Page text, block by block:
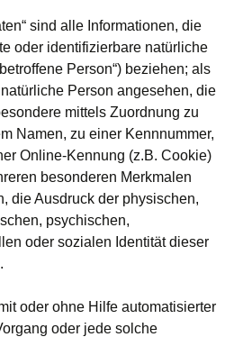
sind alle Informationen, die
oder identifizierbare natürliche
Person“) beziehen; als
Person angesehen, die
mittels Zuordnung zu
Namen, zu einer Kennnummer,
Online-Kennung (z.B. Cookie)
besonderen Merkmalen
die Ausdruck der physischen,
psychischen,
oder sozialen Identität dieser
oder ohne Hilfe automatisierter
oder jede solche